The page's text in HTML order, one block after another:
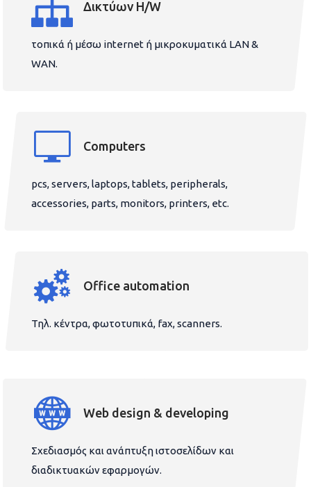
Δικτύων H/W
τοπικά ή μέσω internet ή μικροκυματικά LAN &
WAN.
Computers
pcs, servers, laptops, tablets, peripherals,
accessories, parts, monitors, printers, etc.
Office automation
Τηλ. κέντρα, φωτοτυπικά, fax, scanners.
Web design & developing
Σχεδιασμός και ανάπτυξη ιστοσελίδων και
διαδικτυακών εφαρμογών.